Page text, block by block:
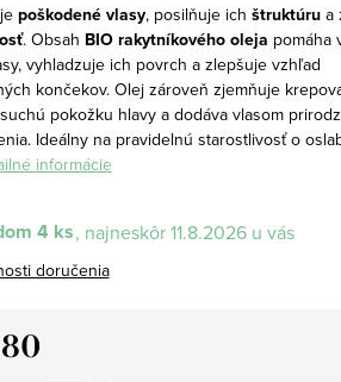
poškodené vlasy, posilňuje ich štruktúrua
. Obsah BIO rakytníkového oleja pomáha
vyhladzuje ich povrch a zlepšuje vzhľad
končekov. Olej zároveň zjemňuje
pokožku hlavy a dodáva vlasom
Ideálny na pravidelnú starostlivosť o
informácie
4 ks 11.8.2026
doručenia